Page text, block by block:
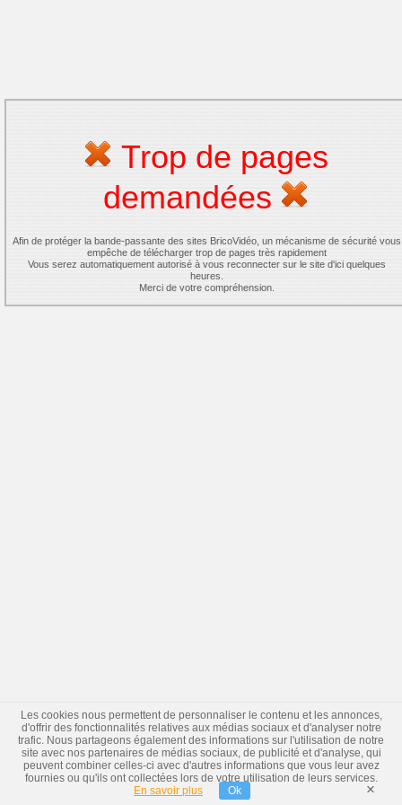
Trop de pages
demandées
Afin de protéger la bande-passante des sites BricoVidéo, un mécanisme de sécurité vous
empêche de télécharger trop de pages très rapidement
Vous serez automatiquement autorisé à vous reconnecter sur le site d'ici quelques
heures.
Merci de votre compréhension.
Les cookies nous permettent de personnaliser le contenu et les annonces,
d'offrir des fonctionnalités relatives aux médias sociaux et d'analyser notre
trafic. Nous partageons également des informations sur l'utilisation de notre
site avec nos partenaires de médias sociaux, de publicité et d'analyse, qui
peuvent combiner celles-ci avec d'autres informations que vous leur avez
fournies ou qu'ils ont collectées lors de votre utilisation de leurs services.
En savoir plus
Ok ×